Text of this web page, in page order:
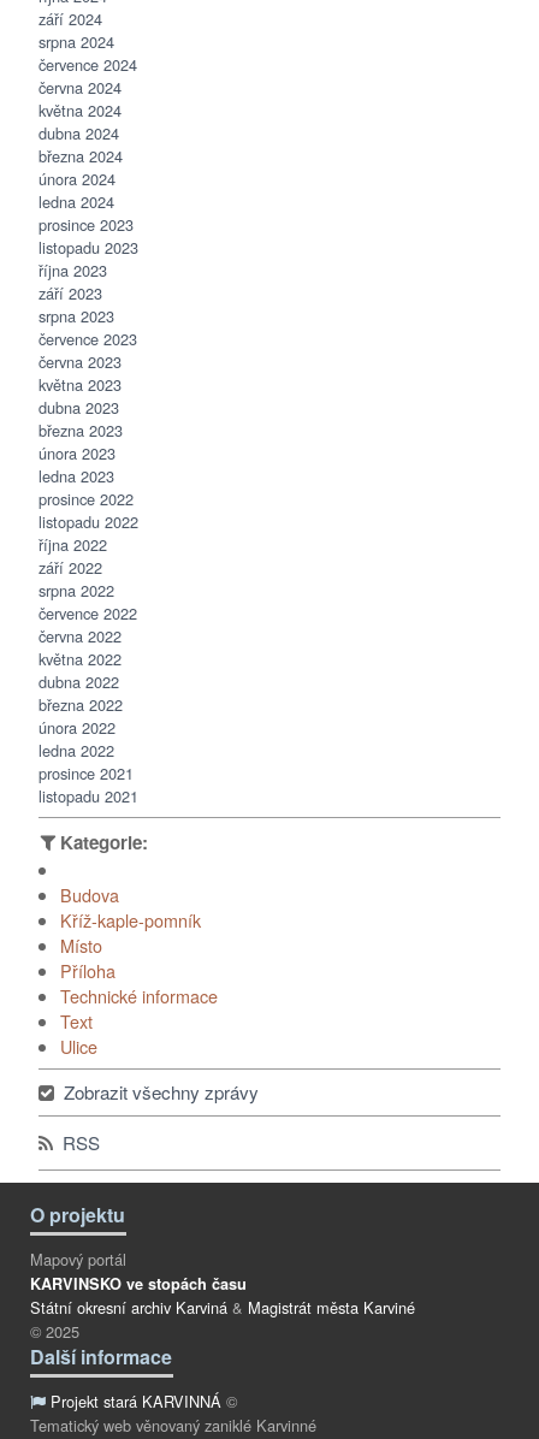
září 2024
srpna 2024
července 2024
června 2024
května 2024
dubna 2024
března 2024
února 2024
ledna 2024
prosince 2023
listopadu 2023
října 2023
září 2023
srpna 2023
července 2023
června 2023
května 2023
dubna 2023
března 2023
února 2023
ledna 2023
prosince 2022
listopadu 2022
října 2022
září 2022
srpna 2022
července 2022
června 2022
května 2022
dubna 2022
března 2022
února 2022
ledna 2022
prosince 2021
listopadu 2021
Budova
Kříž-kaple-pomník
Místo
Příloha
Technické informace
Text
Ulice
Zobrazit všechny zprávy
RSS
O projektu
Mapový portál
KARVINSKO ve stopách času
Státní okresní archiv Karviná & Magistrát města Karviné
© 2025
Další informace
Projekt stará KARVINNÁ ©
Tematický web věnovaný zaniklé Karvinné